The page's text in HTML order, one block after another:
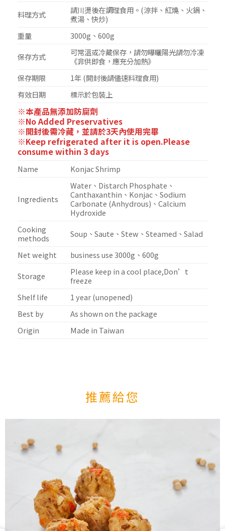
料理方式
請川燙後在調理食用。(涼拌、紅燒、火鍋、
煮湯、快炒)
重量
3000g、600g
保存方式
可常溫或冷藏保存，請勿曝曬陽光請勿冷凍
《非供即食，應充分加熱》
保存期限
1年 (開封後請儘速料理食用)
有效日期
標示於包裝上
※本產品無添加防腐劑
※No Added Preservatives
※開封後需冷藏，並請於3天內使用完畢
※Keep refrigerated after it is open.Please
consume within 3 days
Name Konjac Shrimp
Ingredients
Water、Distarch Phosphate、
Canthaxanthin、Konjac、Sodium
Carbonate (Anhydrous)、Calcium
Hydroxide
Cooking
methods
Soup、Saute、Stew、Steamed、Salad
Net weight
business use 3000g、600g
Storage
Please keep in a cool place,Don’t
freeze
Shelf life
1 year (unopened)
Best by
As shown on the package
Origin
Made in Taiwan
推薦給您